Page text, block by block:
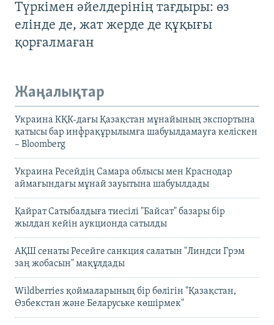
Түркімен әйелдерінің тағдыры: өз
елінде де, жат жерде де құқығы
қорғалмаған
Жаңалықтар
Украина КҚК-дағы Қазақстан мұнайының экспортына
қатысы бар инфрақұрылымға шабуылдамауға келіскен
– Bloomberg
Украина Ресейдің Самара облысы мен Краснодар
аймағындағы мұнай зауытына шабуылдады
Қайрат Сатыбалдыға тиесілі "Байсат" базары бір
жылдан кейін аукционда сатылды
АҚШ сенаты Ресейге санкция салатын "Линдси Грэм
заң жобасын" мақұлдады
Wildberries қоймаларының бір бөлігін "Қазақстан,
Өзбекстан және Беларуське көшірмек"